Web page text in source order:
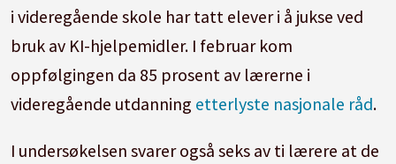
i videregående skole har tatt elever i å jukse ved
bruk av KI-hjelpemidler. I februar kom
oppfølgingen da 85 prosent av lærerne i
videregående utdanning etterlyste nasjonale råd.
I undersøkelsen svarer også seks av ti lærere at de